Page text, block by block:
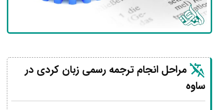
مراحل انجام ترجمه رسمی زبان کردی در
ساوه